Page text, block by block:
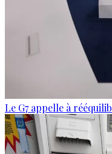
Le G7 appelle à